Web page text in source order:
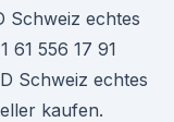
Schweiz echtes
61 556 17 91
Schweiz echtes
kaufen.